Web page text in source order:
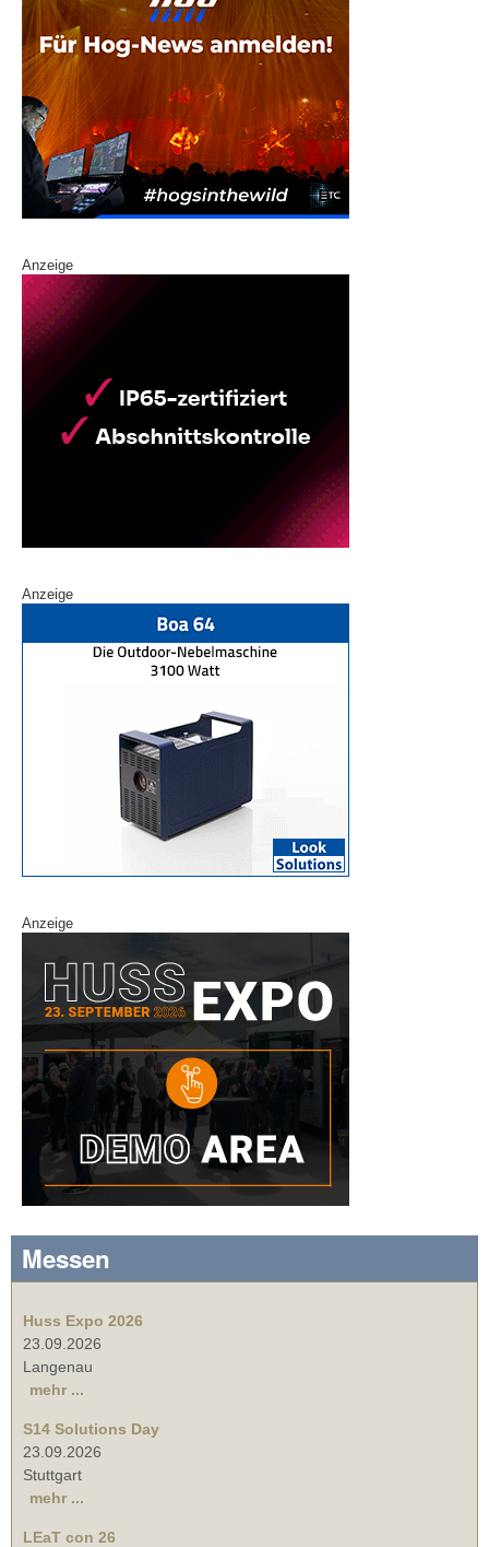
Anzeige
Anzeige
Anzeige
Messen
Huss Expo 2026
23.09.2026
Langenau
mehr ...
S14 Solutions Day
23.09.2026
Stuttgart
mehr ...
LEaT con 26